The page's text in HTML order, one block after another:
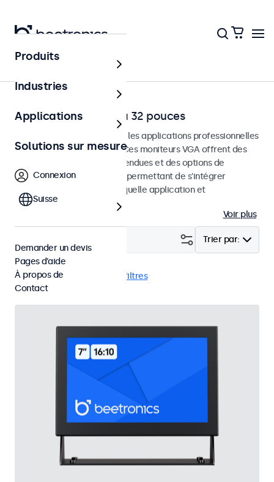
Accueil
Moniteurs VGA de 7 à 32 pouces
Moniteurs VGA conçus pour les applications professionnelles
et une utilisation continue. Ces moniteurs VGA offrent des
options de configuration étendues et des options de
montage polyvalentes, leur permettant de s'intégrer
facilement dans n'importe quelle application et
environnement.
Voir plus
Trier par:
VGA Supprimer tous les filtres
Produits
Industries
Applications
Solutions sur mesure
Connexion
Suisse
Demander un devis
Pages d’aide
À propos de
Contact